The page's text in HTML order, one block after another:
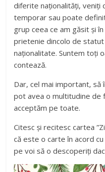
diferite naționalități, veniți
temporar sau poate
grup ceea ce am găsit și
prietenie dincolo de statut
naționalitate. Suntem toți
contează.
Dar, cel mai important, să
pot avea o multitudine de
acceptăm pe toate.
Citesc și recitesc cartea
că este o carte în acord cu
pe voi să o descoperiți